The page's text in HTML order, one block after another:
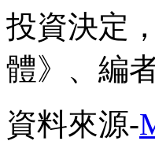
投資決定
體》、編
資料來源-